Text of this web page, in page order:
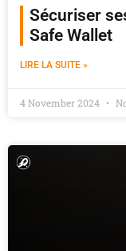
Sécuriser
Safe Wallet
LIRE LA SUITE »
4 November 2024